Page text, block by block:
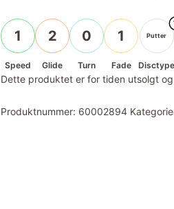
1
Speed
2
Glide
0
Turn
1
Fade
Putter
Disctype
Dette produktet er for tiden utsolgt
Produktnummer: 60002894